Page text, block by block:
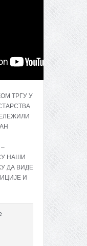
ТРГУ У
НАШИ
ДА ВИДЕ
И